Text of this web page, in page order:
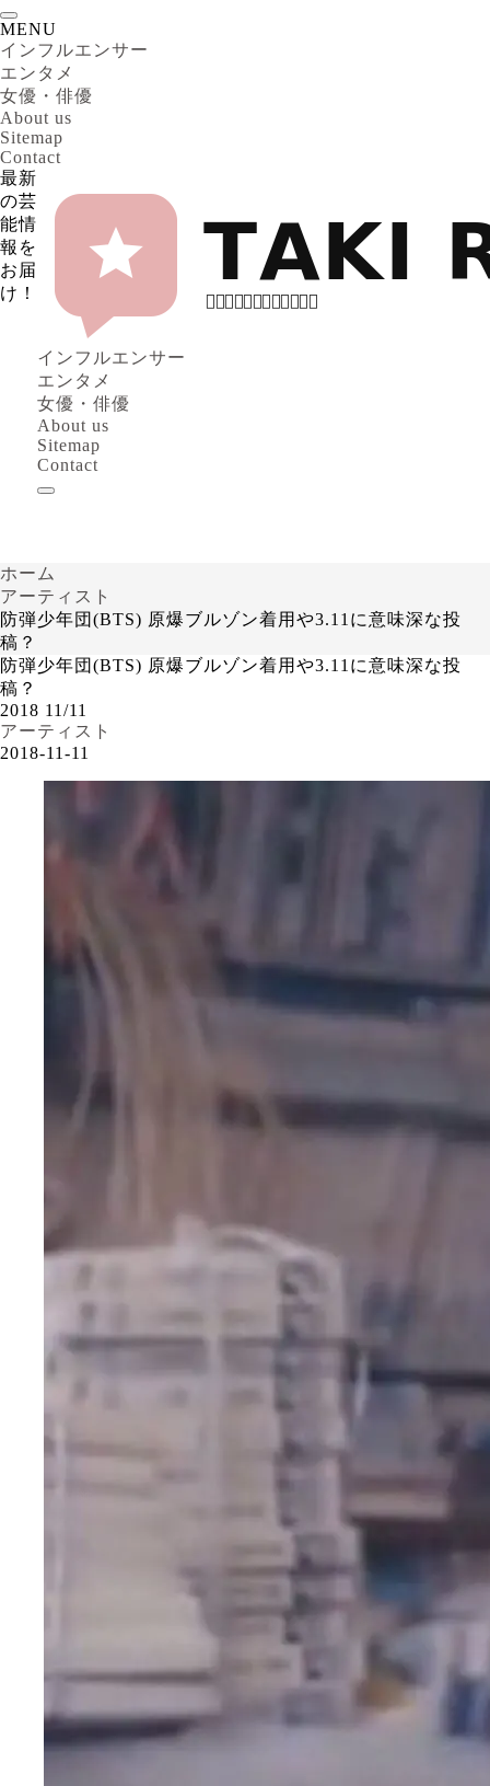
MENU
インフルエンサー
エンタメ
女優・俳優
About us
Sitemap
Contact
最新
の芸
能情
報を
お届
け！
インフルエンサー
エンタメ
女優・俳優
About us
Sitemap
Contact
ホーム
アーティスト
防弾少年団(BTS) 原爆ブルゾン着用や3.11に意味深な投
稿？
防弾少年団(BTS) 原爆ブルゾン着用や3.11に意味深な投
稿？
2018 11/11
アーティスト
2018-11-11